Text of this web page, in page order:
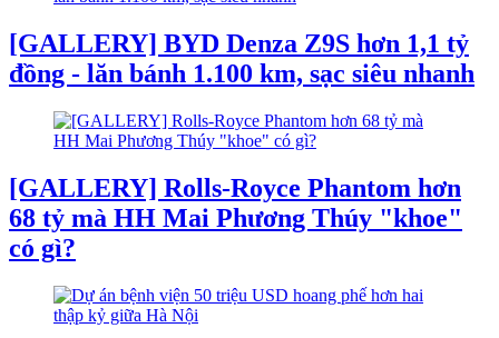
[GALLERY] BYD Denza Z9S hơn 1,1 tỷ
đồng - lăn bánh 1.100 km, sạc siêu nhanh
[GALLERY] Rolls-Royce Phantom hơn
68 tỷ mà HH Mai Phương Thúy "khoe"
có gì?